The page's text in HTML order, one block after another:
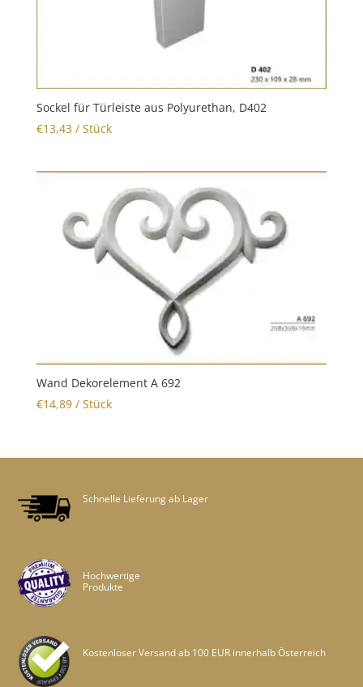
Sockel für Türleiste aus Polyurethan, D402
€13,43 / Stück
Wand Dekorelement A 692
€14,89/ Stück
Schnelle Lieferung ab Lager
Hochwertige
Produkte
Kostenloser Versand ab 100 EUR innerhalb Österreich